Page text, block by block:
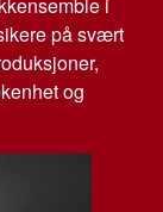
i
på svært
og